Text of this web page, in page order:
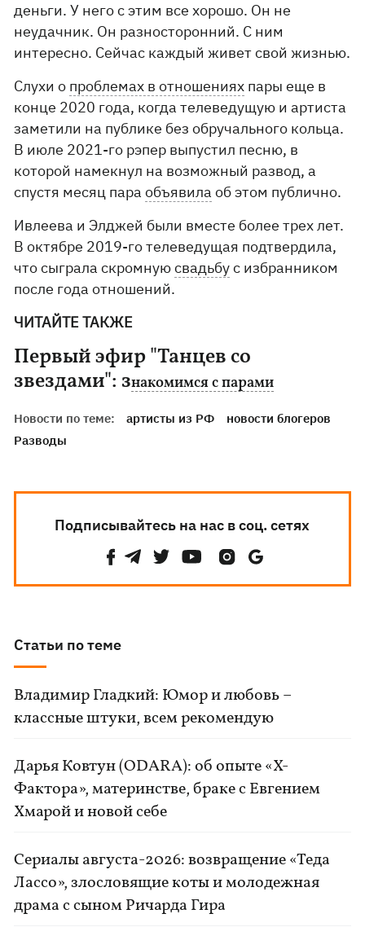
деньги. У него с этим все хорошо. Он не
неудачник. Он разносторонний. С ним
интересно. Сейчас каждый живет свой жизнью.
Слухи о проблемах в отношениях пары еще в
конце 2020 года, когда телеведущую и артиста
заметили на публике без обручального кольца.
В июле 2021-го рэпер выпустил песню, в
которой намекнул на возможный развод, а
спустя месяц параобъявила об этом публично.
Ивлеева и Элджей были вместе более трех лет.
В октябре 2019-го телеведущая подтвердила,
что сыграла скромнуюсвадьбус избранником
после года отношений.
ЧИТАЙТЕ ТАКЖЕ
Первый эфир "Танцев со
звездами": знакомимся с парами
Новости по теме: артисты из РФ
новости блогеров
Разводы
Подписывайтесь на нас в соц. сетях
Статьи по теме
Владимир Гладкий: Юмор и любовь –
классные штуки, всем рекомендую
Дарья Ковтун (ODARA): об опыте «Х-
Фактора», материнстве, браке с Евгением
Хмарой и новой себе
Сериалы августа-2026: возвращение «Теда
Лассо», злословящие коты и молодежная
драма с сыном Ричарда Гира